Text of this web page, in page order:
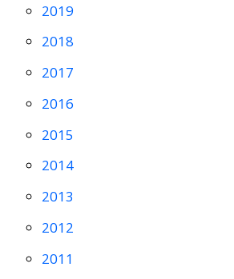
2019
2018
2017
2016
2015
2014
2013
2012
2011